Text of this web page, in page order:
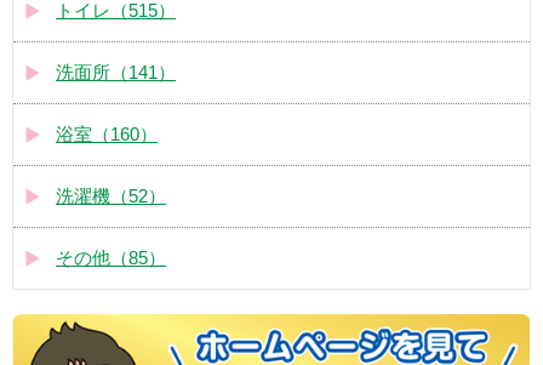
トイレ（515）
洗面所（141）
浴室（160）
洗濯機（52）
その他（85）